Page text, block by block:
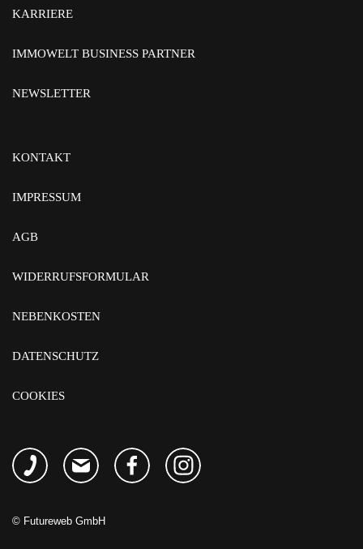
KARRIERE
IMMOWELT BUSINESS PARTNER
NEWSLETTER
KONTAKT
IMPRESSUM
AGB
WIDERRUFSFORMULAR
NEBENKOSTEN
DATENSCHUTZ
COOKIES
© Futureweb GmbH